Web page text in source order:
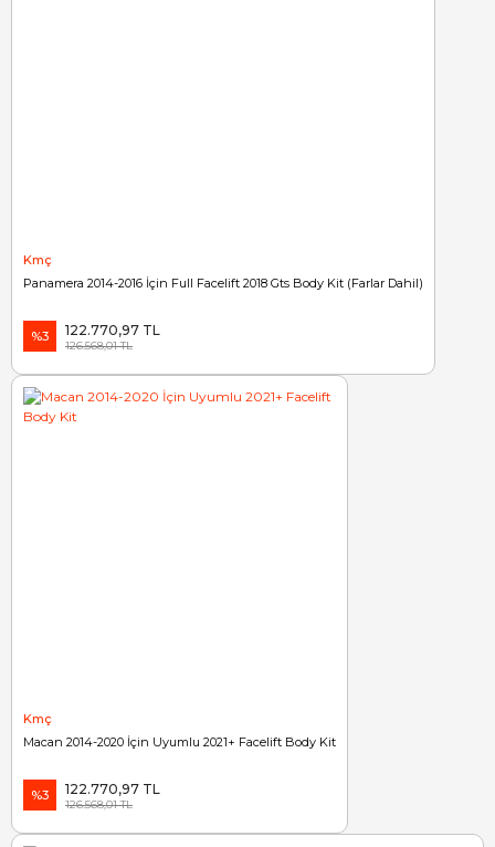
Kmç
Panamera 2014-2016 İçin Full Facelift 2018 Gts Body Kit (Farlar Dahil)
%3 122.770,97 TL
126.568,01 TL
Kmç
Macan 2014-2020 İçin Uyumlu 2021+ Facelift Body Kit
%3 122.770,97 TL
126.568,01 TL